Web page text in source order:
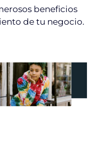
beneficios
de tu negocio.